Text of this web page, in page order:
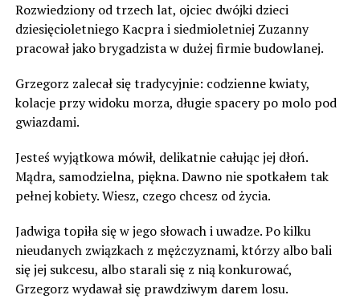
Rozwiedziony od trzech lat, ojciec dwójki dzieci
dziesięcioletniego Kacpra i siedmioletniej Zuzanny
pracował jako brygadzista w dużej firmie budowlanej.
Grzegorz zalecał się tradycyjnie: codzienne kwiaty,
kolacje przy widoku morza, długie spacery po molo pod
gwiazdami.
Jesteś wyjątkowa mówił, delikatnie całując jej dłoń.
Mądra, samodzielna, piękna. Dawno nie spotkałem tak
pełnej kobiety. Wiesz, czego chcesz od życia.
Jadwiga topiła się w jego słowach i uwadze. Po kilku
nieudanych związkach z mężczyznami, którzy albo bali
się jej sukcesu, albo starali się z nią konkurować,
Grzegorz wydawał się prawdziwym darem losu.